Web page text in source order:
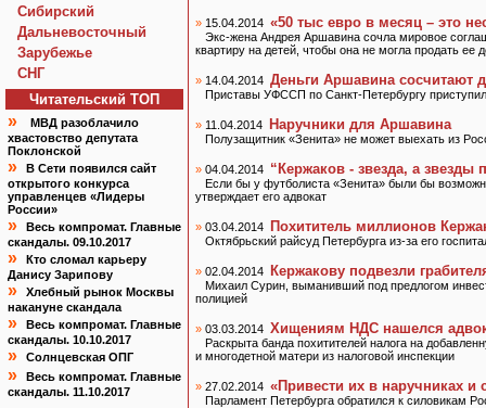
Сибирский
Дальневосточный
Зарубежье
СНГ
Читательский TOП
»
МВД разоблачило
хвастовство депутата
Поклонской
»
В Сети появился сайт
открытого конкурса
управленцев «Лидеры
России»
»
Весь компромат. Главные
скандалы. 09.10.2017
»
Кто сломал карьеру
Данису Зарипову
»
Хлебный рынок Москвы
накануне скандала
»
Весь компромат. Главные
скандалы. 10.10.2017
» Солнцевская ОПГ
»
Весь компромат. Главные
скандалы. 11.10.2017
» 15.04.2014 «50 тыс евро в месяц – это
Экс-жена Андрея Аршавина сочла мировое
квартиру на детей, чтобы она не могла продать ее
» 14.04.2014 Деньги Аршавина сосчитают
Приставы УФССП по Санкт-Петербургу
» 11.04.2014 Наручники для Аршавина
Полузащитник «Зенита» не может выехать из
» 04.04.2014 “Кержаков - звезда, а звезды
Если бы у футболиста «Зенита» были бы
утверждает его адвокат
» 03.04.2014 Похититель миллионов
Октябрьский райсуд Петербурга из-за его
» 02.04.2014 Кержакову подвезли
Михаил Сурин, выманивший под предлогом
полицией
» 03.03.2014 Хищениям НДС нашелся
Раскрыта банда похитителей налога на
и многодетной матери из налоговой инспекции
» 27.02.2014 «Привести их в наручниках
Парламент Петербурга обратился к силовикам